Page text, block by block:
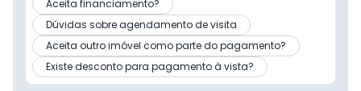
Aceita financiamento?
Dúvidas sobre agendamento de visita
Aceita outro imóvel como parte do pagamento?
Existe desconto para pagamento à vista?